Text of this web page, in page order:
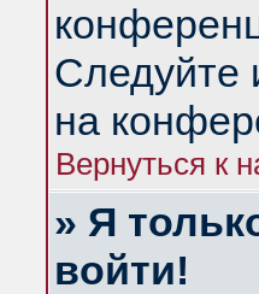
Следуйте
на
Вернуться к
» Я
войти!